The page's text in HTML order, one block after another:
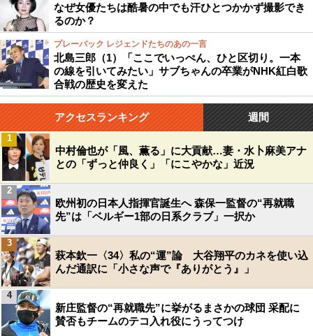
なぜ女優たちは酷暑の中でも汗ひとつかかず撮影でき
るのか？
プレーバック レジェンドたちのあの一言
北島三郎（1）「ここでいっぺん、ひと区切り。一本
の線を引いてみたい」サブちゃんの卒業がNHK紅白歌
合戦の歴史を変えた
アクセスランキング 週間
中村倫也が「風、薫る」に大貢献…妻・水卜麻美アナ
との「ずっと仲良く」「にこやかな」近況
1
欧州初の日本人指揮官誕生へ 森保一監督の“再就職
先”は「ベルギー1部の日系クラブ」一択か
2
萩本欽一〈34〉私の“運”論 大谷翔平のカネを使い込
んだ通訳に「小さな声で『ありがとう』」
3
新庄監督の“再就職先”に挙がるまさかの球団 采配に
賛否もチームのテコ入れ役にうってつけ
4